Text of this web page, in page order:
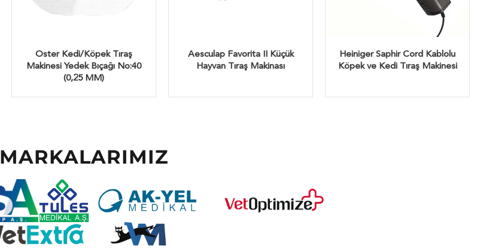
Oster Kedi/Köpek Tıraş
Makinesi Yedek Bıçağı No:40
(0,25 MM)
Aesculap Favorita II Küçük
Hayvan Tıraş Makinası
Heiniger Saphir Cord Kablolu
Köpek ve Kedi Tıraş Makinesi
MARKALARIMIZ